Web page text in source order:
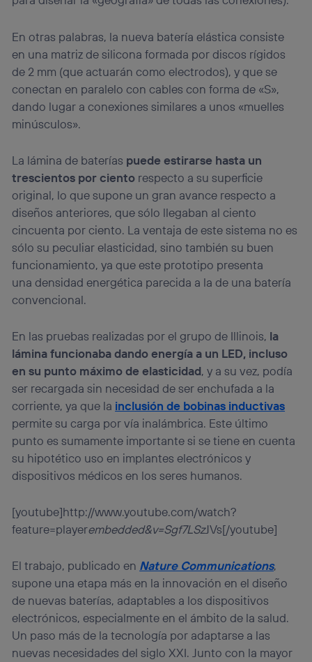
En otras palabras, la nueva batería elástica consiste
en una matriz de silicona formada por discos rígidos
de 2 mm (que actuarán como electrodos), y que se
conectan en paralelo con cables con forma de «S»,
dando lugar a conexiones similares a unos «muelles
minúsculos».
La lámina de baterías puede estirarse hasta un
trescientos por ciento respecto a su superficie
original, lo que supone un gran avance respecto a
diseños anteriores, que sólo llegaban al ciento
cincuenta por ciento. La ventaja de este sistema no es
sólo su peculiar elasticidad, sino también su buen
funcionamiento, ya que este prototipo presenta
una densidad energética parecida a la de una batería
convencional.
En las pruebas realizadas por el grupo de Illinois, la
lámina funcionaba dando energía a un LED, incluso
en su punto máximo de elasticidad, y a su vez, podía
ser recargada sin necesidad de ser enchufada a la
corriente, ya que la inclusión de bobinas inductivas
permite su carga por vía inalámbrica. Este último
punto es sumamente importante si se tiene en cuenta
su hipotético uso en implantes electrónicos y
dispositivos médicos en los seres humanos.
[youtube]http://www.youtube.com/watch?
feature=playerembedded&v=Sgf7LSzJVs[/youtube]
El trabajo, publicado en Nature Communications,
supone una etapa más en la innovación en el diseño
de nuevas baterías, adaptables a los dispositivos
electrónicos, especialmente en el ámbito de la salud.
Un paso más de la tecnología por adaptarse a las
nuevas necesidades del siglo XXI. Junto con la mayor